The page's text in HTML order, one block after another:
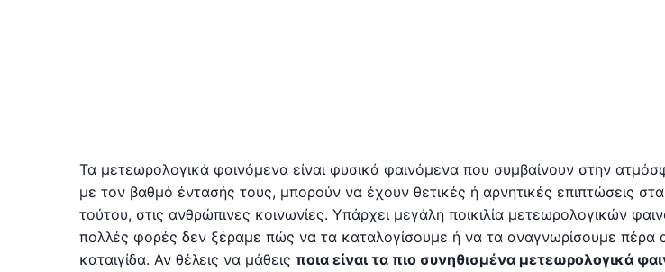
Τα μετεωρολογικά φαινόμενα είναι φυσικά φαινόμενα που συμβαίνουν στην
με τον βαθμό έντασής τους, μπορούν να έχουν θετικές ή αρνητικές επιπτώσεις
τούτου, στις ανθρώπινες κοινωνίες. Υπάρχει μεγάλη ποικιλία μετεωρολογικών
πολλές φορές δεν ξέραμε πώς να τα καταλογίσουμε ή να τα αναγνωρίσουμε πέρα
καταιγίδα. Αν θέλεις να μάθεις ποια είναι τα πιο συνηθισμένα μετεωρολογικά